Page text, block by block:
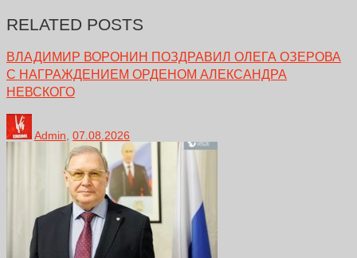
RELATED POSTS
ВЛАДИМИР ВОРОНИН ПОЗДРАВИЛ ОЛЕГА ОЗЕРОВА
С НАГРАЖДЕНИЕМ ОРДЕНОМ АЛЕКСАНДРА
НЕВСКОГО
Admin 07.08.2026